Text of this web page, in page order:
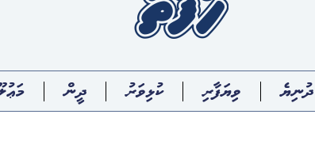
ދުނިޔެ ވިޔަފާރި ކުޅިވަރު ދީން